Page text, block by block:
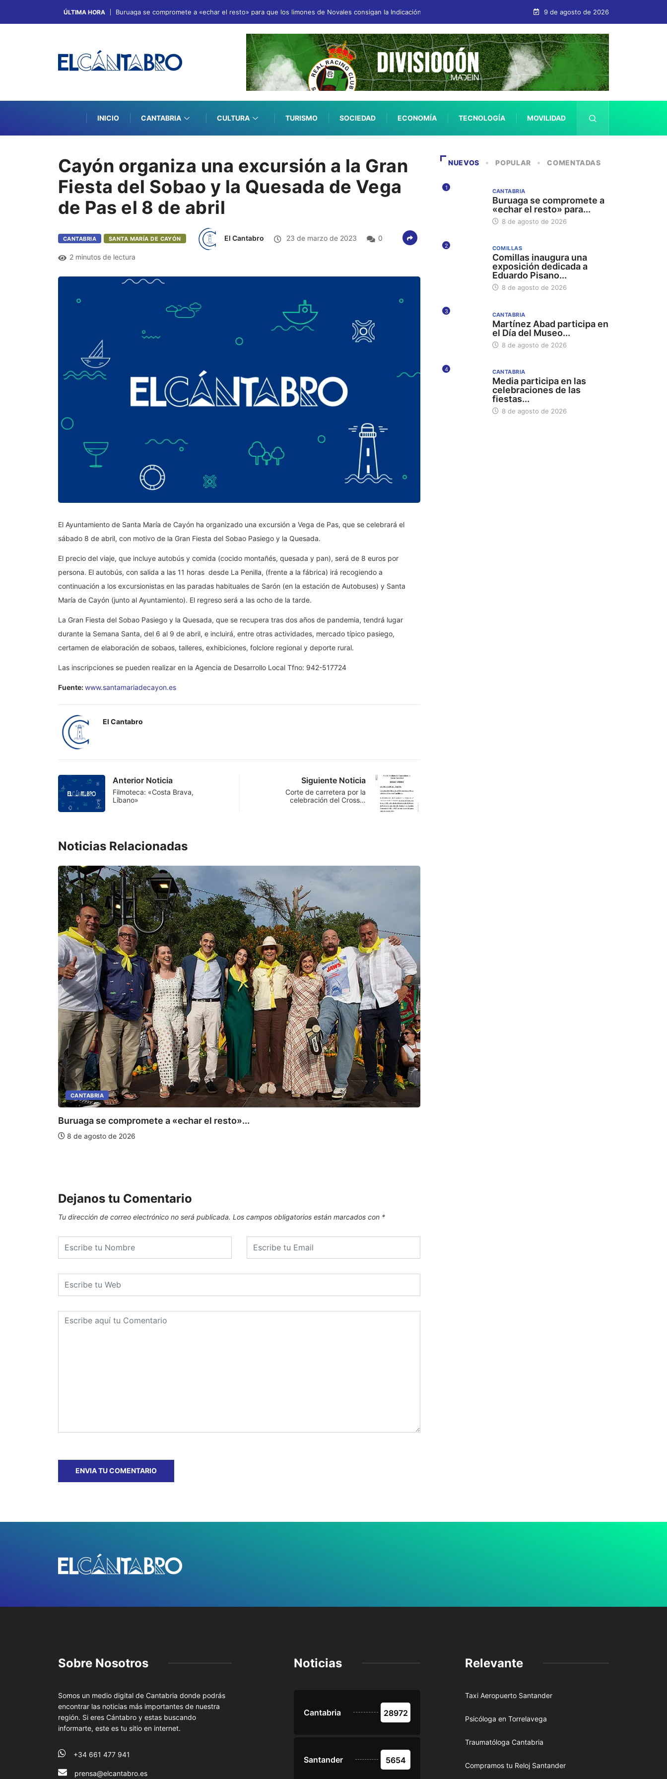
ÚLTIMA HORA Buruaga se compromete a «echar el resto» para que los limones de Novales consigan la Indicación Geográfica Protegida 9 de agosto de 2026
INICIO CANTABRIA CULTURA TURISMO SOCIEDAD ECONOMÍA TECNOLOGÍA MOVILIDAD
Cayón organiza una excursión a la Gran
Fiesta del Sobao y la Quesada de Vega
de Pas el 8 de abril
CANTABRIA SANTA MARÍA DE CAYÓN El Cantabro 23 de marzo de 2023 0
2 minutos de lectura
El Ayuntamiento de Santa María de Cayón ha organizado una excursión a Vega de Pas, que se celebrará el
sábado 8 de abril, con motivo de la Gran Fiesta del Sobao Pasiego y la Quesada.
El precio del viaje, que incluye autobús y comida (cocido montañés, quesada y pan), será de 8 euros por
persona. El autobús, con salida a las 11 horas desde La Penilla, (frente a la fábrica) irá recogiendo a
continuación a los excursionistas en las paradas habituales de Sarón (en la estación de Autobuses) y Santa
María de Cayón (junto al Ayuntamiento). El regreso será a las ocho de la tarde.
La Gran Fiesta del Sobao Pasiego y la Quesada, que se recupera tras dos años de pandemia, tendrá lugar
durante la Semana Santa, del 6 al 9 de abril, e incluirá, entre otras actividades, mercado típico pasiego,
certamen de elaboración de sobaos, talleres, exhibiciones, folclore regional y deporte rural.
Las inscripciones se pueden realizar en la Agencia de Desarrollo Local Tfno: 942-517724
Fuente:www.santamariadecayon.es
El Cantabro
Anterior Noticia
Filmoteca: «Costa Brava,
Líbano»
Siguiente Noticia
Corte de carretera por la
celebración del Cross…
Noticias Relacionadas
CANTABRIA
Buruaga se compromete a «echar el resto»...
8 de agosto de 2026
Dejanos tu Comentario
Tu dirección de correo electrónico no será publicada. Los campos obligatorios están marcados con *
NUEVOS POPULAR COMENTADAS
1 CANTABRIA
Buruaga se compromete a
«echar el resto» para...
8 de agosto de 2026
2 COMILLAS
Comillas inaugura una
exposición dedicada a
Eduardo Pisano...
8 de agosto de 2026
3 CANTABRIA
Martínez Abad participa en
el Día del Museo...
8 de agosto de 2026
4 CANTABRIA
Media participa en las
celebraciones de las
fiestas...
8 de agosto de 2026
Sobre Nosotros
Somos un medio digital de Cantabria donde podrás
encontrar las noticias más importantes de nuestra
región. Si eres Cántabro y estas buscando
informarte, este es tu sitio en internet.
+34 661 477 941
prensa@elcantabro.es
Noticias
Cantabria 28972
Santander 5654
Relevante
Taxi Aeropuerto Santander
Psicóloga en Torrelavega
Traumatóloga Cantabria
Compramos tu Reloj Santander